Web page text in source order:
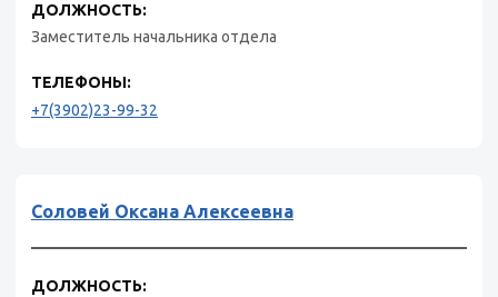
ДОЛЖНОСТЬ:
Заместитель начальника отдела
ТЕЛЕФОНЫ:
+7(3902)23-99-32
Соловей Оксана Алексеевна
ДОЛЖНОСТЬ: